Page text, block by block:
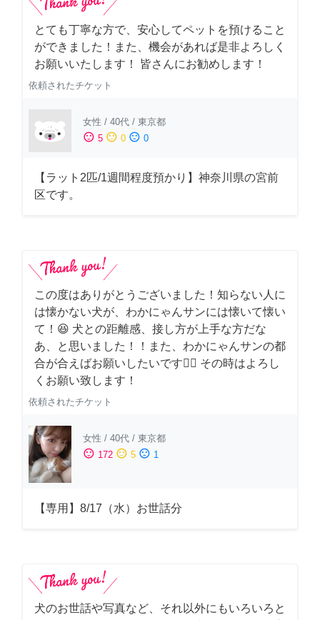
とても丁寧な方で、安心してペットを預けること
ができました！また、機会があれば是非よろしく
お願いいたします！ 皆さんにお勧めします！
依頼されたチケット
女性 / 40代 / 東京都
sentiment_satisfied 5 sentiment_neutral 0 sentiment_dissatisfied 0
【ラット2匹/1週間程度預かり】神奈川県の宮前
区です。
この度はありがとうございました！知らない人に
は懐かない犬が、わかにゃんサンには懐いて懐い
て！😆 犬との距離感、接し方が上手な方だな
あ、と思いました！！また、わかにゃんサンの都
合が合えばお願いしたいです🙇‍♂️ その時はよろし
くお願い致します！
依頼されたチケット
女性 / 40代 / 東京都
sentiment_satisfied 172 sentiment_neutral 5 sentiment_dissatisfied 1
【専用】8/17（水）お世話分
犬のお世話や写真など、それ以外にもいろいろと